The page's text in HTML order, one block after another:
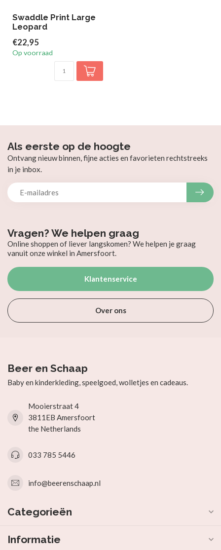
Swaddle Print Large
Leopard
€22,95
Op voorraad
Vragen? We helpen graag
Online shoppen of liever langskomen? We helpen je graag
vanuit onze winkel in Amersfoort.
Klantenservice
Over ons
Als eerste op de hoogte
Ontvang nieuw binnen, fijne acties en favorieten rechtstreeks
in je inbox.
Beer en Schaap
Baby en kinderkleding, speelgoed, wolletjes en cadeaus.
Mooierstraat 4
3811EB Amersfoort
the Netherlands
033 785 5446
info@beerenschaap.nl
Categorieën
Informatie